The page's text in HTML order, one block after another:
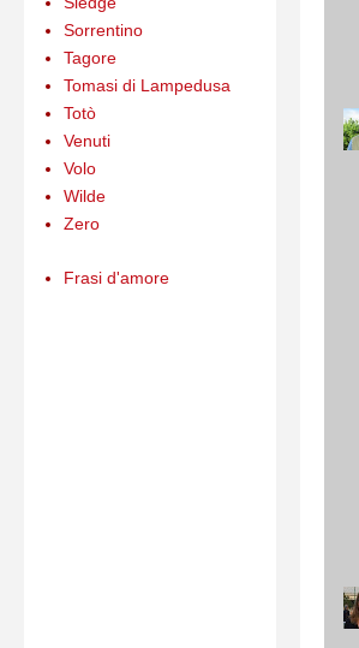
Sorrentino
Tagore
Tomasi di Lampedusa
Totò
Venuti
Volo
Wilde
Zero
Frasi d'amore